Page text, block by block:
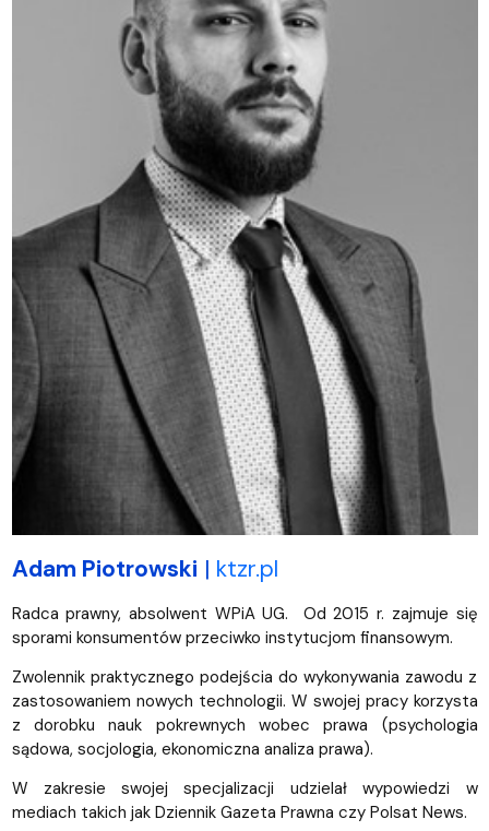
Adam Piotrowski | ktzr.pl
Radca prawny, absolwent WPiA UG. Od 2015 r. zajmuje się
sporami konsumentów przeciwko instytucjom finansowym.
Zwolennik praktycznego podejścia do wykonywania zawodu z
zastosowaniem nowych technologii. W swojej pracy korzysta
z dorobku nauk pokrewnych wobec prawa (psychologia
sądowa, socjologia, ekonomiczna analiza prawa).
W zakresie swojej specjalizacji udzielał wypowiedzi w
mediach takich jak Dziennik Gazeta Prawna czy Polsat News.